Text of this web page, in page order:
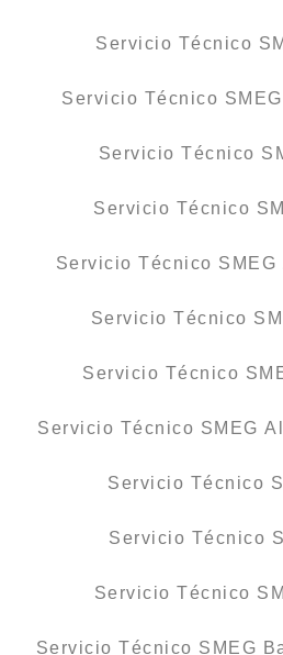
Servicio Técnico
Servicio Técnico
Servicio Técnico
Servicio Técnico
Servicio Técnico
Servicio Técnico
Servicio Técnico
Servicio Técnico SMEG
Servicio Técnico
Servicio Técnico
Servicio Técnico
Servicio Técnico SMEG